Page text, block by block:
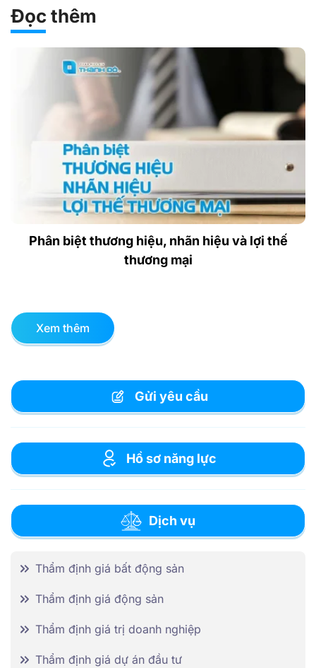
Đọc thêm
Phân biệt thương hiệu, nhãn hiệu và lợi thế
thương mại
Xem thêm
Gửi yêu cầu
Hồ sơ năng lực
Dịch vụ
Thẩm định giá bất động sản
Thẩm định giá động sản
Thẩm định giá trị doanh nghiệp
Thẩm định giá dự án đầu tư